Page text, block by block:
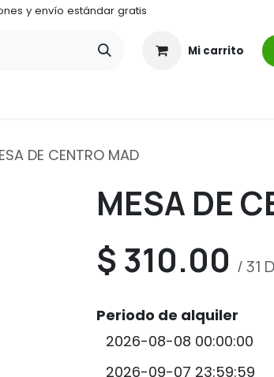
y envío estándar gratis
Mi carrito
DE CENTRO MAD
MESA DE
$ 310.00 /31
Periodo de alquiler